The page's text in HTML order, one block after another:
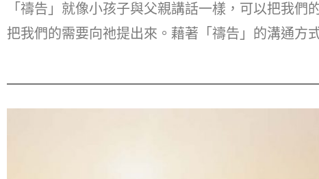
「禱告」就像小孩子與父親講話一樣，可以把我
把我們的需要向祂提出來。藉著「禱告」的溝通方